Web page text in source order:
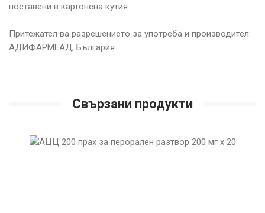
поставени в картонена кутия.
Притежател ва разрешението за употреба и производител:
АДИФАРМЕАД, България
Свързани продукти